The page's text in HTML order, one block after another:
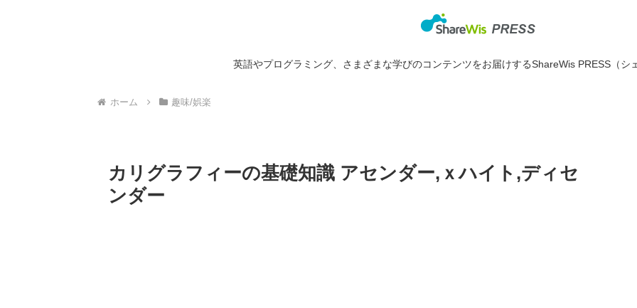
英語やプログラミング、さまざまな学びのコンテンツをお届けするShareWis PRESS（シ
ホーム 趣味/娯楽
カリグラフィーの基礎知識 アセンダー,ｘハイト,ディセ
ンダー